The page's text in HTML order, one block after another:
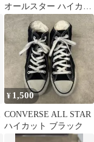
オールスター ハイカッ
ト スニーカー 黒 23.5
¥ 1,500
CONVERSE ALL STAR
ハイカット ブラック